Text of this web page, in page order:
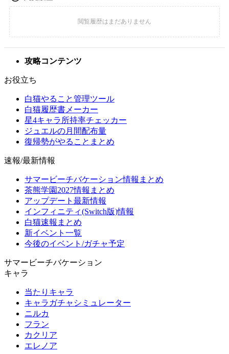
攻略コンテンツ
お役立ち
白猫やること管理ツール
白猫履歴書メーカー
星4キャラ所持率チェッカー
ジュエルの月間配布量
復帰勢がやることまとめ
速報/最新情報
サマービーチバケーション情報まとめ
茶熊学園2027情報まとめ
アップデート最新情報
インフィニティ(Switch版)情報
白猫速報まとめ
新イベント一覧
今後のイベント/ガチャ予定
サマービーチバケーション
キャラ
当たりキャラ
キャラガチャシミュレーター
ニルカ
フラン
カクリア
エレノア